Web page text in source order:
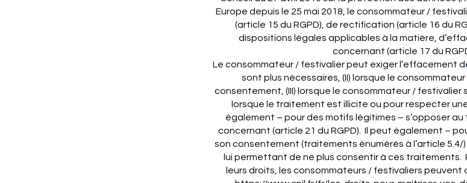
Europe depuis le 25 mai 2018, le consommateur /
(article 15 du RGPD), de rectification (article 16 du
dispositions légales applicables à la matière,
concernant (article 17 du
Le consommateur / festivalier peut exiger l’effacement
sont plus nécessaires, (II) lorsque le
consentement, (III) lorsque le consommateur / festivalier
lorsque le traitement est illicite ou pour respecter
également – pour des motifs légitimes – s’opposer
concernant (article 21 du RGPD). Il peut également –
son consentement (traitements énumérés à l’article
lui permettant de ne plus consentir à ces traitements.
leurs droits, les consommateurs / festivaliers peuvent